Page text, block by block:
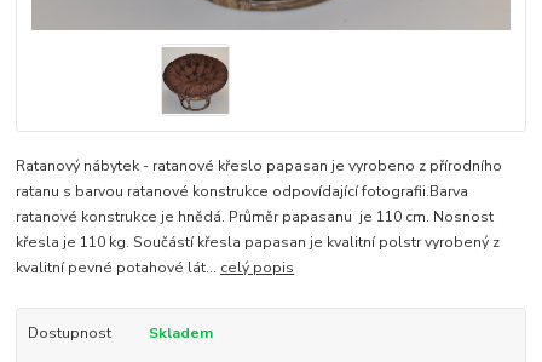
Ratanový nábytek - ratanové křeslo papasan je vyrobeno z přírodního
ratanu s barvou ratanové konstrukce odpovídající fotografii.Barva
ratanové konstrukce je hnědá. Průměr papasanu je 110 cm. Nosnost
křesla je 110 kg. Součástí křesla papasan je kvalitní polstr vyrobený z
kvalitní pevné potahové lát... celý popis
Dostupnost Skladem